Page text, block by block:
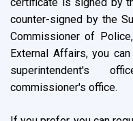
certificate is signed by
counter-signed by the
Commissioner of
External Affairs, you
superintendent's
commissioner's office.